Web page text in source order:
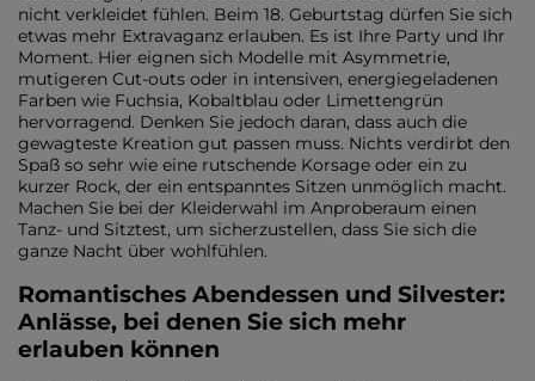
nicht verkleidet fühlen. Beim 18. Geburtstag dürfen Sie sich
etwas mehr Extravaganz erlauben. Es ist Ihre Party und Ihr
Moment. Hier eignen sich Modelle mit Asymmetrie,
mutigeren Cut-outs oder in intensiven, energiegeladenen
Farben wie Fuchsia, Kobaltblau oder Limettengrün
hervorragend. Denken Sie jedoch daran, dass auch die
gewagteste Kreation gut passen muss. Nichts verdirbt den
Spaß so sehr wie eine rutschende Korsage oder ein zu
kurzer Rock, der ein entspanntes Sitzen unmöglich macht.
Machen Sie bei der Kleiderwahl im Anproberaum einen
Tanz- und Sitztest, um sicherzustellen, dass Sie sich die
ganze Nacht über wohlfühlen.
Romantisches Abendessen und Silvester:
Anlässe, bei denen Sie sich mehr
erlauben können